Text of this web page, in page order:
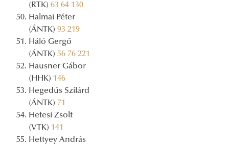
(RTK) 63 64 130
Halmai Péter
(ÁNTK) 93 219
Háló Gergő
(ÁNTK) 56 76 221
Hausner Gábor
(HHK) 146
Hegedűs Szilárd
(ÁNTK) 71
Hetesi Zsolt
(VTK) 141
Hettyey András